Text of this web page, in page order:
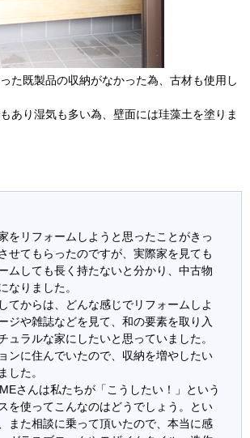
った既製品の収納がなかった為、古材も使用し
あり湿気も多い為、壁面には珪藻土を塗りま
をリフォームしようと思ったことがきっ
せてもらったのですが、実際家を見ても
ムしても長く持たないと分かり、中古物
なりました。
てからは、どんな感じでリフォームしよ
ジや雑誌などを見て、和の要素を取り入
ュラルな家にしたいと思っていました。
ンに住んでいたので、収納を増やしたい
した。
さんは私たちが「こうしたい！」という
を使ってこんなのはどうでしょう。とい
また相談に乗って頂いたので、本当に感